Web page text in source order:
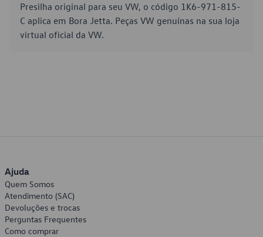
Presilha original para seu VW, o código 1K6-971-815-
C aplica em Bora Jetta. Peças VW genuínas na sua loja
virtual oficial da VW.
Ajuda
Quem Somos
Atendimento (SAC)
Devoluções e trocas
Perguntas Frequentes
Como comprar